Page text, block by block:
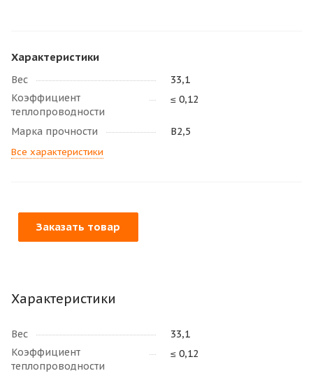
Характеристики
Вес
33,1
Коэффициент
теплопроводности
≤ 0,12
Марка прочности В2,5
Все характеристики
Заказать товар
Характеристики
Вес
33,1
Коэффициент
теплопроводности
≤ 0,12